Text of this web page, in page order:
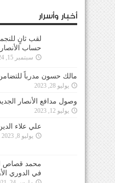
أخبار وأسرار
لقب ثانٍ
حساب الأنصار
سبتمبر 15, 2024
مالك حسون مدرباً
يوليو 28, 2023
وصول مدافع الأنصار
يوليو 12, 2023
علي علاء
يوليو 8, 2023
محمد قصاص
في الدوري